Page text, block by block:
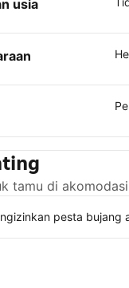
usia
tamu di
pesta bujang